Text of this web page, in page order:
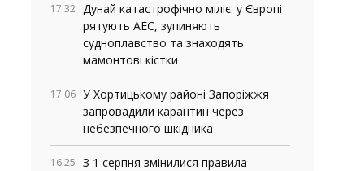
17:32 Дунай катастрофічно міліє: у Європі
рятують АЕС, зупиняють
судноплавство та знаходять
мамонтові кістки
17:06 У Хортицькому районі Запоріжжя
запровадили карантин через
небезпечного шкідника
16:25 З 1 серпня змінилися правила